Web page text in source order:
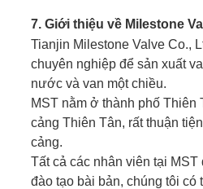
7. Giới thiệu về Milestone
Tianjin Milestone Valve Co.,
chuyên nghiệp để sản xuất
nước và van một chiều.
MST nằm ở thành phố Thiên
cảng Thiên Tân, rất thuận
cảng.
Tất cả các nhân viên tại
đào tạo bài bản, chúng tôi có